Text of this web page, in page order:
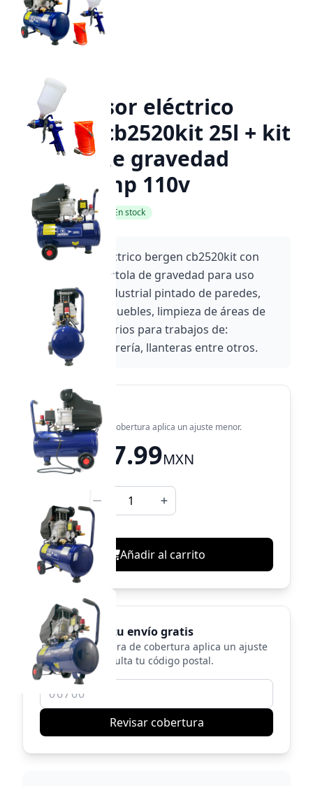
Compresor eléctrico
bergen cb2520kit 25l + kit
pistola de gravedad
c/crek 2 hp 110v
SKU: CB2520KIT ✓ En stock
Compresor eléctrico bergen cb2520kit con
manguera y pistola de gravedad para uso
doméstico e industrial pintado de paredes,
barnizado de muebles, limpieza de áreas de
trabajo. necesarios para trabajos de:
carpintería, herrería, llanteras entre otros.
¡Envío gratis!
En zonas fuera de cobertura aplica un ajuste menor.
$ 2,237.99MXN
¡Últimas piezas!
Añadir al carrito
Confirma tu envío gratis
En zonas fuera de cobertura aplica un ajuste
menor. Consulta tu código postal.
Revisar cobertura